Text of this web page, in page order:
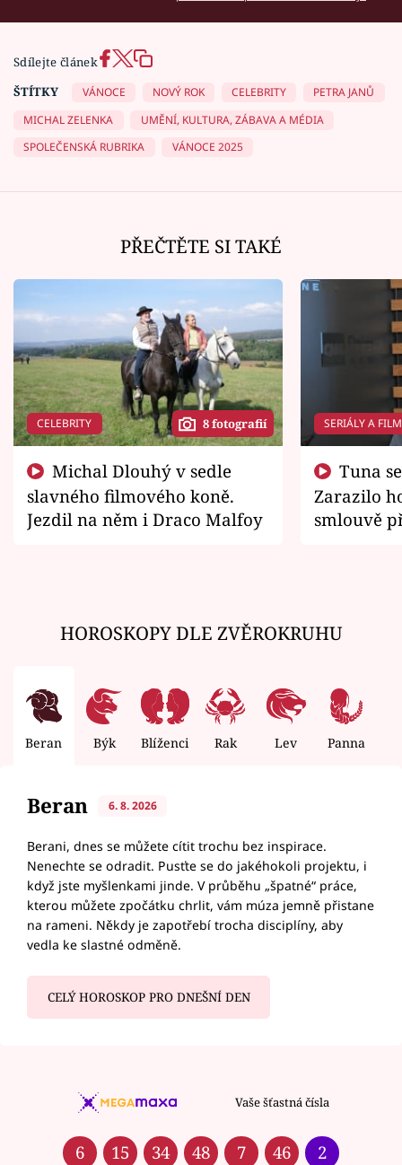
Sdílejte článek
ŠTÍTKY
VÁNOCE NOVÝ ROK CELEBRITY
PETRA JANŮ
MICHAL ZELENKA
UMĚNÍ, KULTURA, ZÁBAVA A MÉDIA
SPOLEČENSKÁ RUBRIKA
VÁNOCE 2025
PŘEČTĚTE SI TAKÉ
CELEBRITY 8 fotografií
slavného filmového koně.
Jezdil na něm i Draco Malfoy
SERIÁLY A
Zarazilo
smlouvě
HOROSKOPY DLE ZVĚROKRUHU
Beran Býk Blíženci Rak Lev Panna
Beran 6. 8. 2026
Berani, dnes se můžete cítit trochu bez inspirace.
Nenechte se odradit. Pusťte se do jakéhokoli projektu, i
když jste myšlenkami jinde. V průběhu „špatné“ práce,
kterou můžete zpočátku chrlit, vám múza jemně přistane
na rameni. Někdy je zapotřebí trocha disciplíny, aby
vedla ke slastné odměně.
CELÝ HOROSKOP PRO DNEŠNÍ DEN
Vaše šťastná čísla
6 15 34 48 7 46 2